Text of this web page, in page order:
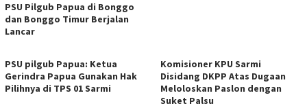
PSU Pilgub Papua di Bonggo
dan Bonggo Timur Berjalan
Lancar
PSU pilgub Papua: Ketua
Gerindra Papua Gunakan Hak
Pilihnya di TPS 01 Sarmi
Komisioner KPU Sarmi
Disidang DKPP Atas Dugaan
Meloloskan Paslon dengan
Suket Palsu